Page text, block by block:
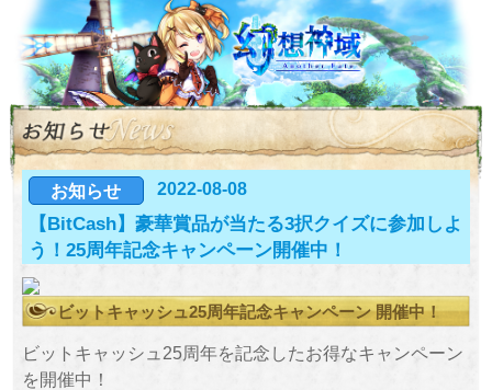
お知らせ 2022-08-08
【BitCash】豪華賞品が当たる3択クイズに参加しよ
う！25周年記念キャンペーン開催中！
ビットキャッシュ25周年記念キャンペーン 開催中！
ビットキャッシュ25周年を記念したお得なキャンペーン
を開催中！